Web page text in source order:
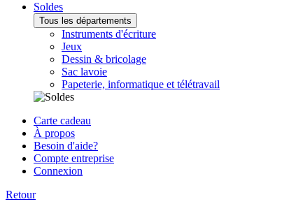
Soldes
Tous les départements
Instruments d'écriture
Jeux
Dessin & bricolage
Sac lavoie
Papeterie, informatique et télétravail
Carte cadeau
À propos
Besoin d'aide?
Compte entreprise
Connexion
Retour